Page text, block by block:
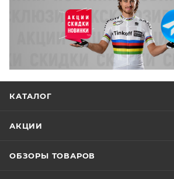
КАТАЛОГ
АКЦИИ
ОБЗОРЫ ТОВАРОВ